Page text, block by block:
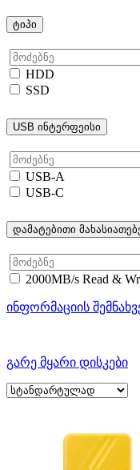
ტიპი
HDD
SSD
USB ინტერფეისი
USB-A
USB-C
დამატებითი
2000MB/s Read &
ინფორმაციის
გარე მყარი დისკები